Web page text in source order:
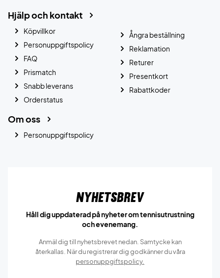
Hjälp och kontakt
Köpvillkor
Personuppgiftspolicy
FAQ
Prismatch
Snabb leverans
Orderstatus
Ångra beställning
Reklamation
Returer
Presentkort
Rabattkoder
Om oss
Personuppgiftspolicy
Nyhetsbrev
Håll dig uppdaterad på nyheter om tennisutrustning
och evenemang.
Anmäl dig till nyhetsbrevet nedan. Samtycke kan
återkallas. När du registrerar dig godkänner du våra
personuppgiftspolicy.